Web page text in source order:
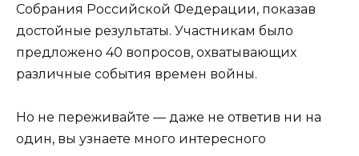
Собрания Российской Федерации, показав
достойные результаты. Участникам было
предложено 40 вопросов, охватывающих
различные события времен войны.
Но не переживайте — даже не ответив ни на
один, вы узнаете много интересного